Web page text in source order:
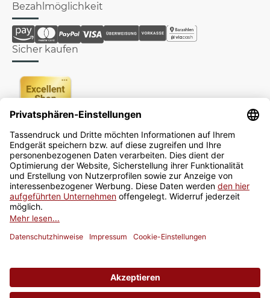
Bezahlmöglichkeit
Sicher kaufen
Newsletter